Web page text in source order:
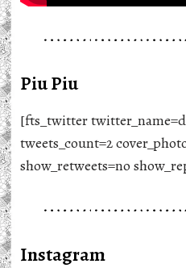
Piu Piu
[fts_twitter
tweets_count=2
show_retweets=no
Instagram